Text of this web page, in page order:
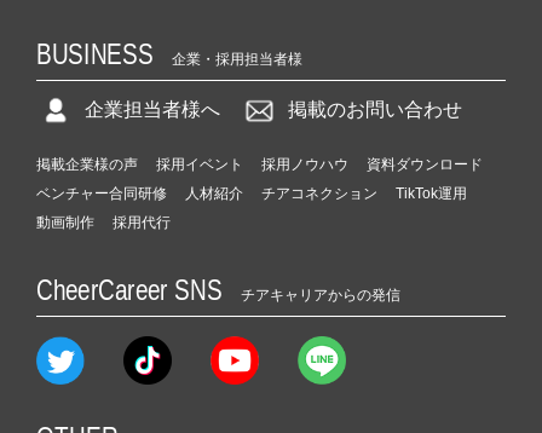
BUSINESS 企業・採用担当者様
企業担当者様へ 掲載のお問い合わせ
掲載企業様の声 採用イベント 採用ノウハウ
資料ダウンロード
ベンチャー合同研修
人材紹介 チアコネクション
TikTok運用
動画制作
採用代行
CheerCareer SNS チアキャリアからの発信